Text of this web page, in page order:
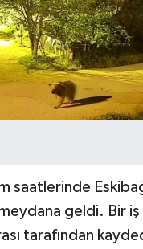
saatlerinde
geldi. Bir
tarafından